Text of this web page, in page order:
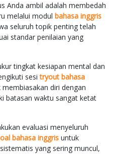
Anda ambil adalah membedah
melalui modul bahasa inggris
seluruh topik penting telah
standar penilaian yang
tingkat kesiapan mental dan
sesitryout bahasa
diri dengan
batasan waktu sangat ketat
evaluasi menyeluruh
bahasa inggris untuk
yang sering muncul,